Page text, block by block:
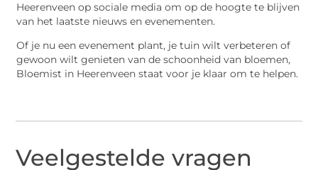
Heerenveen op sociale media om op de hoogte te blijven
van het laatste nieuws en evenementen.
Of je nu een evenement plant, je tuin wilt verbeteren of
gewoon wilt genieten van de schoonheid van bloemen,
Bloemist in Heerenveen staat voor je klaar om te helpen.
Veelgestelde vragen